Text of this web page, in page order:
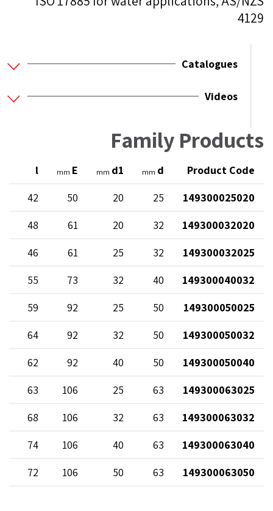
4129
Catalogues
Videos
Family Products
Product Code
d
mm
d1
mm
E
mm
l
149300025020
25
20
50
42
149300032020
32
20
61
48
149300032025
32
25
61
46
149300040032
40
32
73
55
149300050025
50
25
92
59
149300050032
50
32
92
64
149300050040
50
40
92
62
149300063025
63
25
106
63
149300063032
63
32
106
68
149300063040
63
40
106
74
149300063050
63
50
106
72